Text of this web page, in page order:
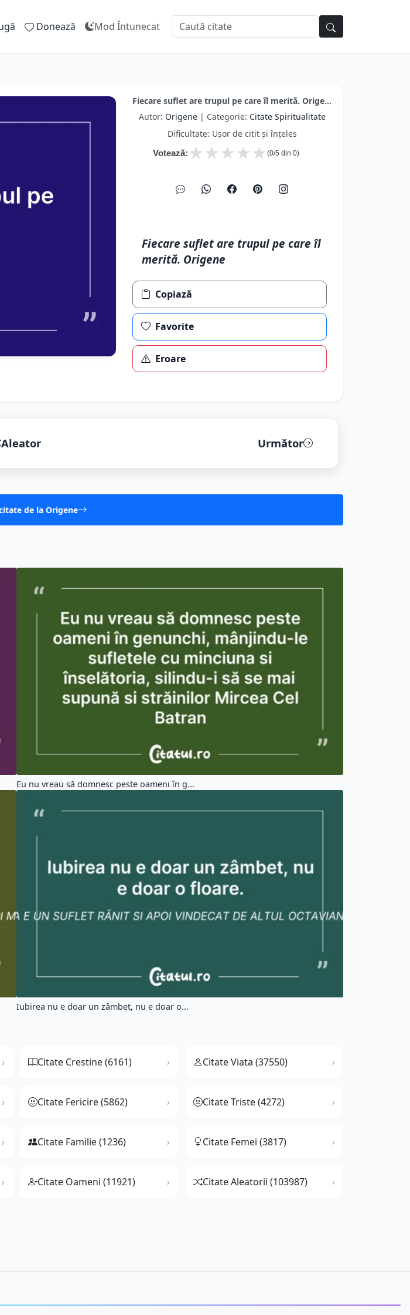
Donează Mod Întunecat
Fiecare suflet are trupul pe care îl merită. Orige...
Autor: Origene| Categorie: Citate Spiritualitate
Dificultate: Ușor de citit și înțeles
Votează: ★
★
★
★
★ (0/5 din 0)
Fiecare suflet are trupul pe care îl
merită. Origene
Copiază
Favorite
Eroare
Aleator Următor
de la Origene
Eu nu vreau să domnesc peste oameni în g...
Iubirea nu e doar un zâmbet, nu e doar o...
Citate Crestine (6161) Citate Viata (37550)
Citate Fericire (5862) Citate Triste (4272)
Citate Familie (1236) Citate Femei (3817)
Citate Oameni (11921) Citate Aleatorii (103987)